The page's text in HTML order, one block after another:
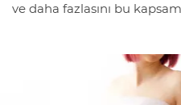
ve daha fazlasını bu